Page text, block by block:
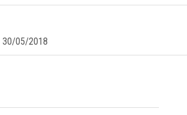
30/05/2018